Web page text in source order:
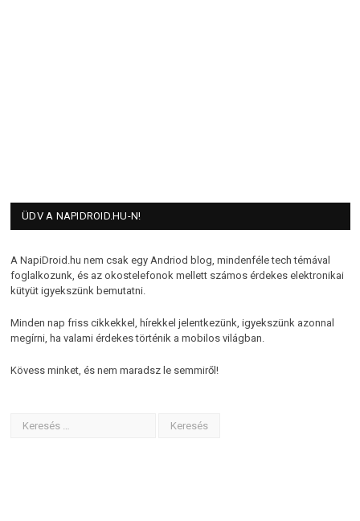
ÜDV A NAPIDROID.HU-N!
A NapiDroid.hu nem csak egy Andriod blog, mindenféle tech témával
foglalkozunk, és az okostelefonok mellett számos érdekes elektronikai
kütyüt igyekszünk bemutatni.
Minden nap friss cikkekkel, hírekkel jelentkezünk, igyekszünk azonnal
megírni, ha valami érdekes történik a mobilos világban.
Kövess minket, és nem maradsz le semmiről!